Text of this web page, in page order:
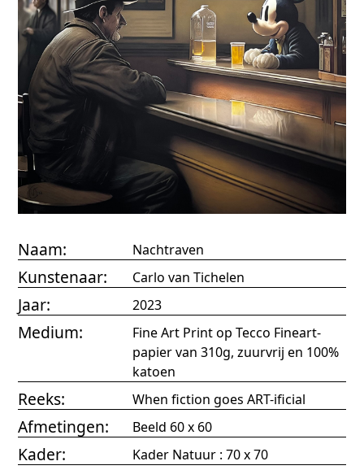
Naam: Nachtraven
Kunstenaar: Carlo van Tichelen
Jaar: 2023
Medium:
Fine Art Print op Tecco Fineart-
papier van 310g, zuurvrij en 100%
katoen
Reeks: When fiction goes ART-ificial
Afmetingen: Beeld 60 x 60
Kader: Kader Natuur : 70 x 70